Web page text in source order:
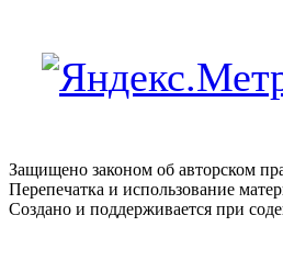
Защищено законом об авторском
Перепечатка и использование
Создано и поддерживается при